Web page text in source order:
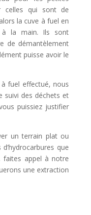
celles qui sont de
la cuve à fuel en
à la main. Ils sont
de démantèlement
puisse avoir le
fuel effectué, nous
suivi des déchets et
puissiez justifier
un terrain plat ou
que
faites appel à notre
une extraction